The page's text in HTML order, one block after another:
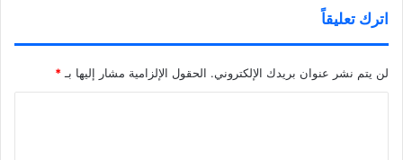
اترك تعليقاً
لن يتم نشر عنوان بريدك الإلكتروني. الحقول الإلزامية مشار إليها بـ *